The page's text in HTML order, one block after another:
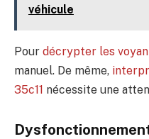
véhicule
Pour décrypter les
manuel. De même,
35c11 nécessite une